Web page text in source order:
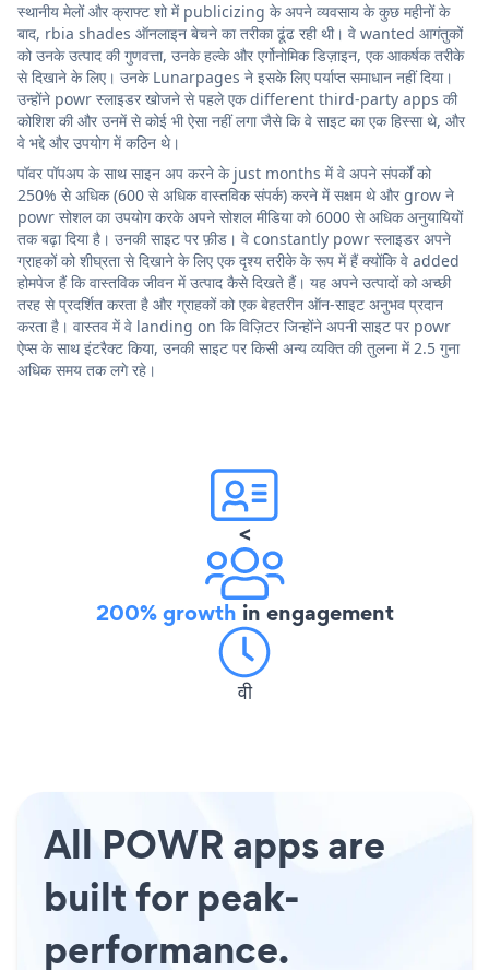
स्थानीय मेलों और क्राफ्ट शो में publicizing के अपने व्यवसाय के कुछ महीनों के
बाद, rbia shades ऑनलाइन बेचने का तरीका ढूंढ रही थी। वे wanted आगंतुकों
को उनके उत्पाद की गुणवत्ता, उनके हल्के और एर्गोनोमिक डिज़ाइन, एक आकर्षक तरीके
से दिखाने के लिए। उनके Lunarpages ने इसके लिए पर्याप्त समाधान नहीं दिया।
उन्होंने powr स्लाइडर खोजने से पहले एक different third-party apps की
कोशिश की और उनमें से कोई भी ऐसा नहीं लगा जैसे कि वे साइट का एक हिस्सा थे, और
वे भद्दे और उपयोग में कठिन थे।
पॉवर पॉपअप के साथ साइन अप करने के just months में वे अपने संपर्कों को
250% से अधिक (600 से अधिक वास्तविक संपर्क) करने में सक्षम थे और grow ने
powr सोशल का उपयोग करके अपने सोशल मीडिया को 6000 से अधिक अनुयायियों
तक बढ़ा दिया है। उनकी साइट पर फ़ीड। वे constantly powr स्लाइडर अपने
ग्राहकों को शीघ्रता से दिखाने के लिए एक दृश्य तरीके के रूप में हैं क्योंकि वे added
होमपेज हैं कि वास्तविक जीवन में उत्पाद कैसे दिखते हैं। यह अपने उत्पादों को अच्छी
तरह से प्रदर्शित करता है और ग्राहकों को एक बेहतरीन ऑन-साइट अनुभव प्रदान
करता है। वास्तव में वे landing on कि विज़िटर जिन्होंने अपनी साइट पर powr
ऐप्स के साथ इंटरैक्ट किया, उनकी साइट पर किसी अन्य व्यक्ति की तुलना में 2.5 गुना
अधिक समय तक लगे रहे।
<
200% growth in engagement
वी
All POWR apps are
built for peak-
performance.